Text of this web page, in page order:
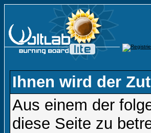
Ihnen wird der
Aus einem der
diese Seite zu